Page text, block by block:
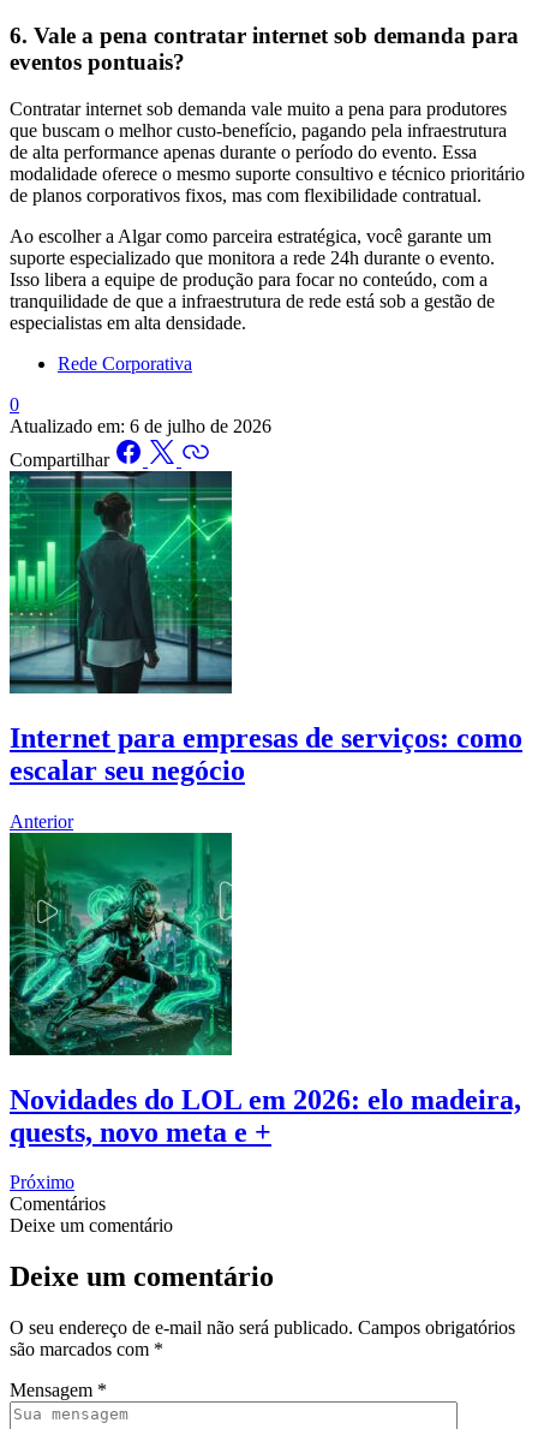
6. Vale a pena contratar internet sob demanda para
eventos pontuais?
Contratar internet sob demanda vale muito a pena para produtores
que buscam o melhor custo-benefício, pagando pela infraestrutura
de alta performance apenas durante o período do evento. Essa
modalidade oferece o mesmo suporte consultivo e técnico prioritário
de planos corporativos fixos, mas com flexibilidade contratual.
Ao escolher a Algar como parceira estratégica, você garante um
suporte especializado que monitora a rede 24h durante o evento.
Isso libera a equipe de produção para focar no conteúdo, com a
tranquilidade de que a infraestrutura de rede está sob a gestão de
especialistas em alta densidade.
Rede Corporativa
0
Atualizado em: 6 de julho de 2026
Compartilhar
Internet para empresas de serviços: como
escalar seu negócio
Anterior
Novidades do LOL em 2026: elo madeira,
quests, novo meta e +
Próximo
Comentários
Deixe um comentário
Deixe um comentário
O seu endereço de e-mail não será publicado. Campos obrigatórios
são marcados com *
Mensagem *